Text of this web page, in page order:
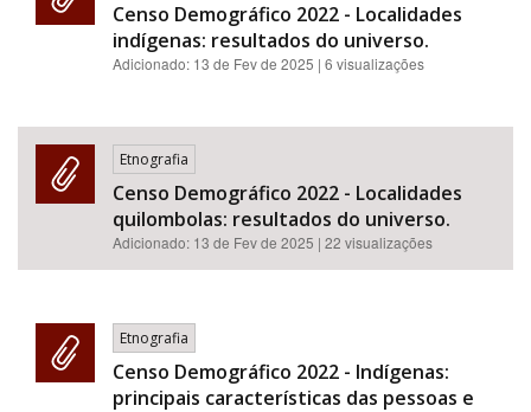
Censo Demográfico 2022 - Localidades
indígenas: resultados do universo.
Adicionado: 13 de Fev de 2025 | 6 visualizações
Etnografia
Censo Demográfico 2022 - Localidades
quilombolas: resultados do universo.
Adicionado: 13 de Fev de 2025 | 22 visualizações
Etnografia
Censo Demográfico 2022 - Indígenas:
principais características das pessoas e